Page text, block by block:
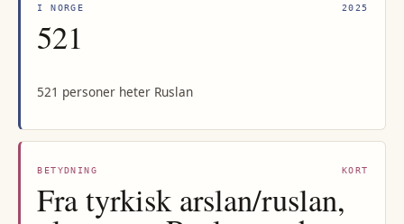
I NORGE 2025
521
521 personer heter Ruslan
BETYDNING KORT
Fra tyrkisk arslan/ruslan,